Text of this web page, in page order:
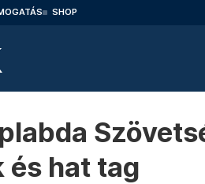
SHOP
és hat tag